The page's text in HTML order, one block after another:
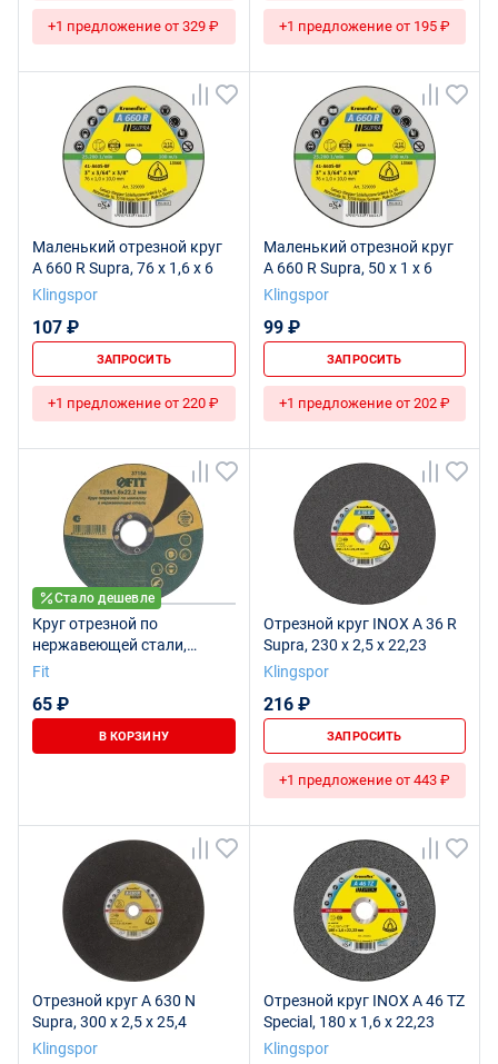
+1 предложение от 329 ₽ +1 предложение от 195 ₽
Маленький отрезной круг
A 660 R Supra, 76 x 1,6 x 6
Klingspor
107 ₽
ЗАПРОСИТЬ
+1 предложение от 220 ₽
Маленький отрезной круг
A 660 R Supra, 50 x 1 x 6
Klingspor
99 ₽
ЗАПРОСИТЬ
+1 предложение от 202 ₽
Стало дешевле
Круг отрезной по
нержавеющей стали,
посадочный диаметр 22,2
Fit
65 ₽
В КОРЗИНУ
Отрезной круг INOX A 36 R
Supra, 230 x 2,5 x 22,23
Klingspor
216 ₽
ЗАПРОСИТЬ
+1 предложение от 443 ₽
Отрезной круг A 630 N
Supra, 300 x 2,5 x 25,4
Klingspor
Отрезной круг INOX A 46 TZ
Special, 180 x 1,6 x 22,23
Klingspor